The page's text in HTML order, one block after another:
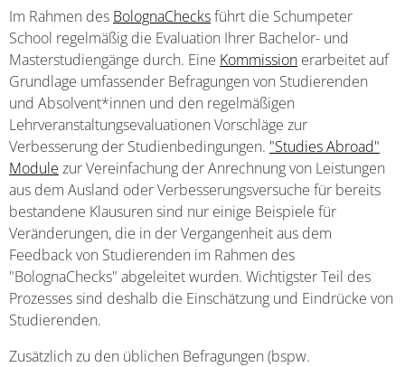
Im Rahmen des BolognaChecksführt die Schumpeter
School regelmäßig die Evaluation Ihrer Bachelor- und
Masterstudiengänge durch. Eine Kommission erarbeitet auf
Grundlage umfassender Befragungen von Studierenden
und Absolvent*innen und den regelmäßigen
Lehrveranstaltungsevaluationen Vorschläge zur
Verbesserung der Studienbedingungen. "Studies Abroad"
Module zur Vereinfachung der Anrechnung von Leistungen
aus dem Ausland oder Verbesserungsversuche für bereits
bestandene Klausuren sind nur einige Beispiele für
Veränderungen, die in der Vergangenheit aus dem
Feedback von Studierenden im Rahmen des
"BolognaChecks" abgeleitet wurden. Wichtigster Teil des
Prozesses sind deshalb die Einschätzung und Eindrücke von
Studierenden.
Zusätzlich zu den üblichen Befragungen (bspw.